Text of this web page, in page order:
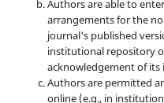
Authors are able to
arrangements for the
journal's published
institutional repository
acknowledgement of
Authors are permitted
online (e.g., in